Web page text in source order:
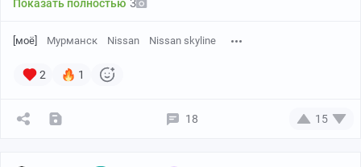
Показать полностью
[моё] Мурманск Nissan Nissan skyline
2 1
18 15